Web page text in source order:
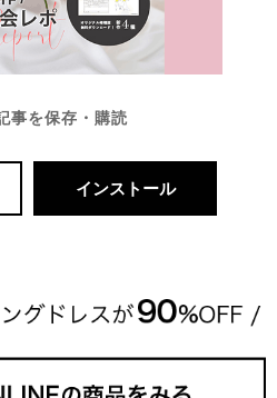
事を保存・購読
インストール